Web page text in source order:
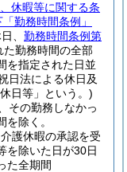
休暇等に関する条
勤務時間条例」
、 勤務時間条例第
た勤務時間の全部
を指定された日並
日法による休日及
日等」という。)
その勤務しなかっ
除く。
護休暇の承認を受
を除いた日が30日
た全期間